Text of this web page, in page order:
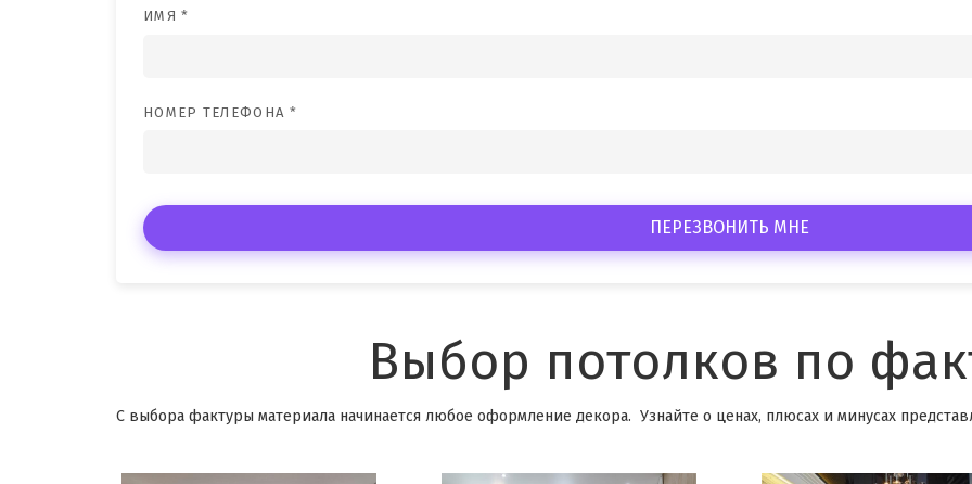
ИМЯ *
НОМЕР ТЕЛЕФОНА *
ПЕРЕЗВОНИТЬ МНЕ
Выбор потолков по
С выбора фактуры материала начинается любое оформление декора. Узнайте о ценах, плюсах и минусах